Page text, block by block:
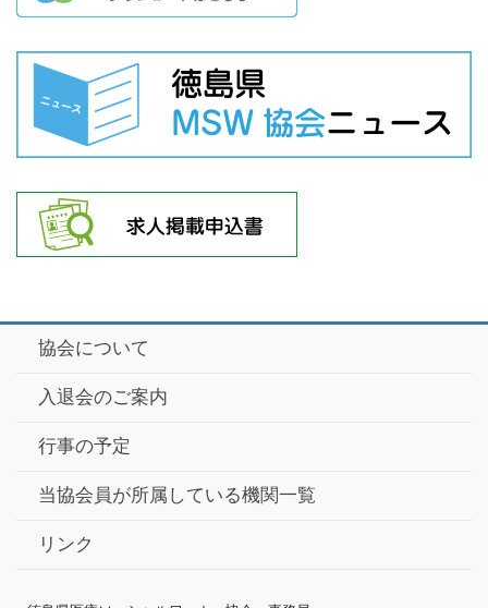
協会について
入退会のご案内
行事の予定
当協会員が所属している機関一覧
リンク